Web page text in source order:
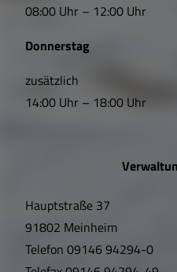
n
k
s
f
n
08:00 Uhr – 12:00 Uhr
Donnerstag
zusätzlich
14:00 Uhr – 18:00 Uhr
Hauptstraße 37
91802 Meinheim
Telefon 09146 94294-0